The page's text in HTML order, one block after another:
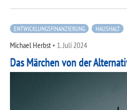
ENTWICKLUNGSFINANZIERUNG HAUSHALT
Michael Herbst• 1. Juli 2024
Das Märchen von der